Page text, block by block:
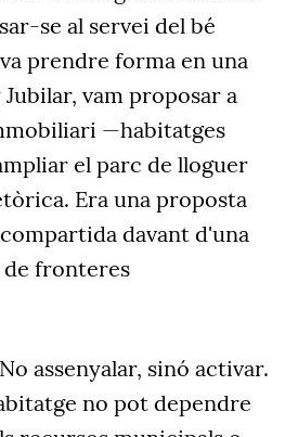
se al servei del bé
prendre forma en una
vam proposar a
—habitatges
el parc de lloguer
Era una proposta
davant d'una
de fronteres
assenyalar, sinó activar.
no pot dependre